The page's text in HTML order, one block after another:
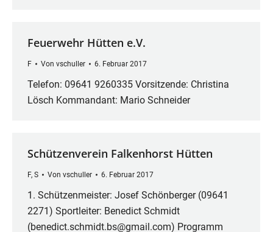
Feuerwehr Hütten e.V.
F Von vschuller 6. Februar 2017
Telefon: 09641 9260335 Vorsitzende: Christina
Lösch Kommandant: Mario Schneider
Schützenverein Falkenhorst Hütten
F, S Von vschuller 6. Februar 2017
1. Schützenmeister: Josef Schönberger (09641
2271) Sportleiter: Benedict Schmidt
(benedict.schmidt.bs@gmail.com) Programm